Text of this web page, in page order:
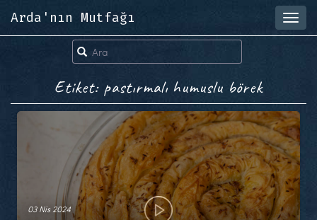
Arda'nın Mutfağı
Etiket: pastırmalı humuslu börek
03 Nis 2024